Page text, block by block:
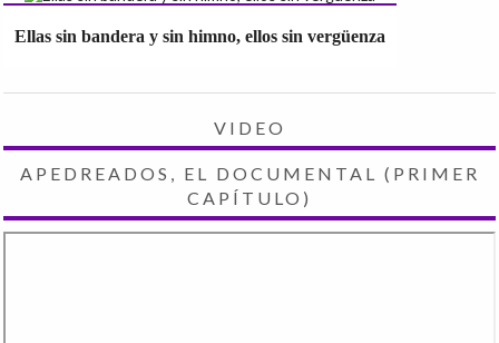
Ellas sin bandera y sin himno, ellos sin vergüenza
VIDEO
APEDREADOS, EL DOCUMENTAL (PRIMER
CAPÍTULO)